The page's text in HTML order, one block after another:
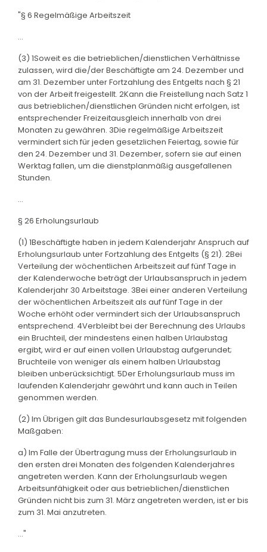
"§ 6 Regelmäßige Arbeitszeit
...
(3) 1Soweit es die betrieblichen/dienstlichen Verhältnisse
zulassen, wird die/der Beschäftigte am 24. Dezember und
am 31. Dezember unter Fortzahlung des Entgelts nach § 21
von der Arbeit freigestellt. 2Kann die Freistellung nach Satz 1
aus betrieblichen/dienstlichen Gründen nicht erfolgen, ist
entsprechender Freizeitausgleich innerhalb von drei
Monaten zu gewähren. 3Die regelmäßige Arbeitszeit
vermindert sich für jeden gesetzlichen Feiertag, sowie für
den 24. Dezember und 31. Dezember, sofern sie auf einen
Werktag fallen, um die dienstplanmäßig ausgefallenen
Stunden.
...
§ 26 Erholungsurlaub
(1) 1Beschäftigte haben in jedem Kalenderjahr Anspruch auf
Erholungsurlaub unter Fortzahlung des Entgelts (§ 21). 2Bei
Verteilung der wöchentlichen Arbeitszeit auf fünf Tage in
der Kalenderwoche beträgt der Urlaubsanspruch in jedem
Kalenderjahr 30 Arbeitstage. 3Bei einer anderen Verteilung
der wöchentlichen Arbeitszeit als auf fünf Tage in der
Woche erhöht oder vermindert sich der Urlaubsanspruch
entsprechend. 4Verbleibt bei der Berechnung des Urlaubs
ein Bruchteil, der mindestens einen halben Urlaubstag
ergibt, wird er auf einen vollen Urlaubstag aufgerundet;
Bruchteile von weniger als einem halben Urlaubstag
bleiben unberücksichtigt. 5Der Erholungsurlaub muss im
laufenden Kalenderjahr gewährt und kann auch in Teilen
genommen werden.
(2) Im Übrigen gilt das Bundesurlaubsgesetz mit folgenden
Maßgaben:
a) Im Falle der Übertragung muss der Erholungsurlaub in
den ersten drei Monaten des folgenden Kalenderjahres
angetreten werden. Kann der Erholungsurlaub wegen
Arbeitsunfähigkeit oder aus betrieblichen/dienstlichen
Gründen nicht bis zum 31. März angetreten werden, ist er bis
zum 31. Mai anzutreten.
..."